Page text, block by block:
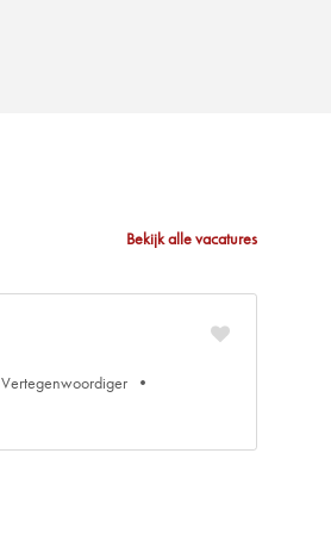
Vertegenwoordiger
Bekijk alle vacatures